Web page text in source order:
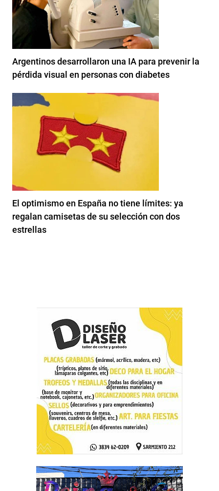
Argentinos desarrollaron una IA para prevenir la
pérdida visual en personas con diabetes
El optimismo en España no tiene límites: ya
regalan camisetas de su selección con dos
estrellas